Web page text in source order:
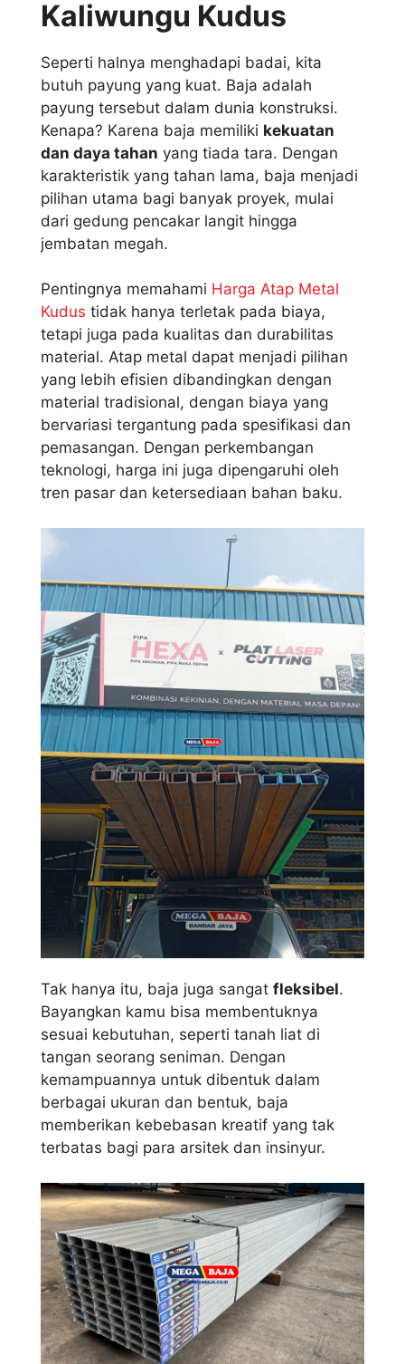
Kaliwungu Kudus
Seperti halnya menghadapi badai, kita
butuh payung yang kuat. Baja adalah
payung tersebut dalam dunia konstruksi.
Kenapa? Karena baja memiliki kekuatan
dan daya tahan yang tiada tara. Dengan
karakteristik yang tahan lama, baja menjadi
pilihan utama bagi banyak proyek, mulai
dari gedung pencakar langit hingga
jembatan megah.
Pentingnya memahami Harga Atap Metal
Kudus tidak hanya terletak pada biaya,
tetapi juga pada kualitas dan durabilitas
material. Atap metal dapat menjadi pilihan
yang lebih efisien dibandingkan dengan
material tradisional, dengan biaya yang
bervariasi tergantung pada spesifikasi dan
pemasangan. Dengan perkembangan
teknologi, harga ini juga dipengaruhi oleh
tren pasar dan ketersediaan bahan baku.
Tak hanya itu, baja juga sangat fleksibel.
Bayangkan kamu bisa membentuknya
sesuai kebutuhan, seperti tanah liat di
tangan seorang seniman. Dengan
kemampuannya untuk dibentuk dalam
berbagai ukuran dan bentuk, baja
memberikan kebebasan kreatif yang tak
terbatas bagi para arsitek dan insinyur.